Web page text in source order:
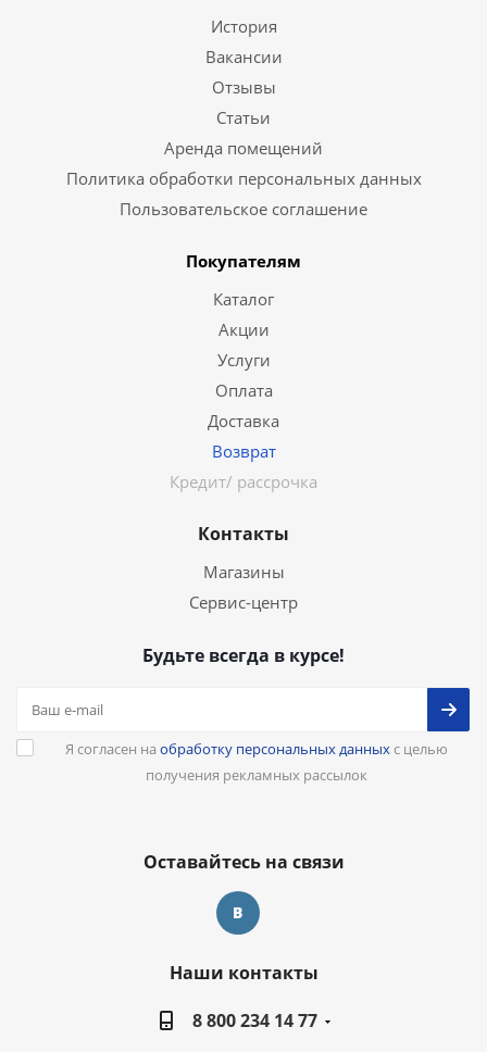
История
Вакансии
Отзывы
Статьи
Аренда помещений
Политика обработки персональных данных
Пользовательское соглашение
Покупателям
Каталог
Акции
Услуги
Оплата
Доставка
Возврат
Кредит/ рассрочка
Контакты
Магазины
Сервис-центр
Будьте всегда в курсе!
Я согласен на обработку персональных данныхс целью
получения рекламных рассылок
Оставайтесь на связи
Наши контакты
8 800 234 14 77